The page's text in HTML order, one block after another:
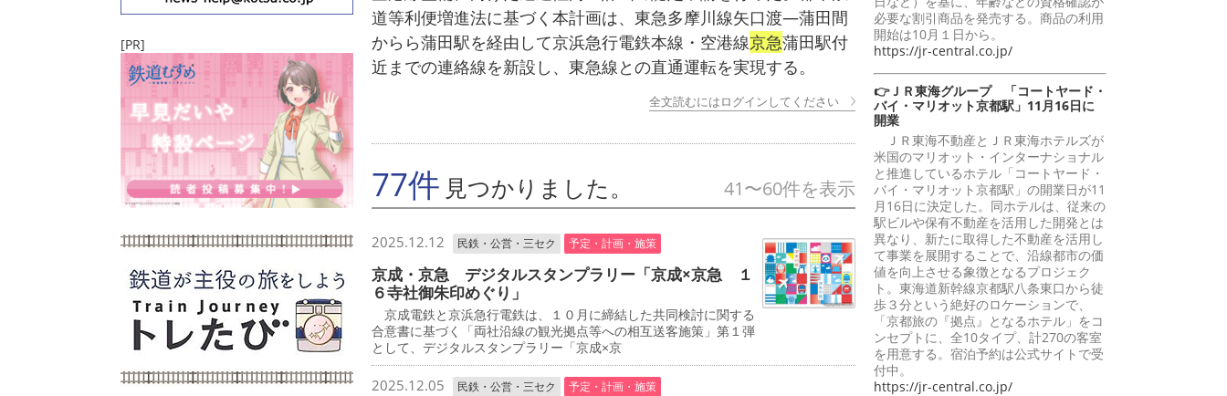
[PR]
道等利便増進法に基づく本計画は、東急多摩川線矢口渡―蒲田間
からら蒲田駅を経由して京浜急行電鉄本線・空港線京急蒲田駅付
近までの連絡線を新設し、東急線との直通運転を実現する。
全文読むにはログインしてください
77件 見つかりました。 41〜60件を表示
2025.12.12 民鉄・公営・三セク 予定・計画・施策
京成・京急 デジタルスタンプラリー「京成×京急 １
６寺社御朱印めぐり」
京成電鉄と京浜急行電鉄は、１０月に締結した共同検討に関する
合意書に基づく「両社沿線の観光拠点等への相互送客施策」第１弾
として、デジタルスタンプラリー「京成×京
2025.12.05 民鉄・公営・三セク 予定・計画・施策
必要な割引商品を発売する。商品の利用
開始は10月１日から。
https://jr-central.co.jp/
👉ＪＲ東海グループ 「コートヤード・
バイ・マリオット京都駅」11月16日に
開業
ＪＲ東海不動産とＪＲ東海ホテルズが
米国のマリオット・インターナショナル
と推進しているホテル「コートヤード・
バイ・マリオット京都駅」の開業日が11
月16日に決定した。同ホテルは、従来の
駅ビルや保有不動産を活用した開発とは
異なり、新たに取得した不動産を活用し
て事業を展開することで、沿線都市の価
値を向上させる象徴となるプロジェク
ト。東海道新幹線京都駅八条東口から徒
歩３分という絶好のロケーションで、
「京都旅の『拠点』となるホテル」をコ
ンセプトに、全10タイプ、計270の客室
を用意する。宿泊予約は公式サイトで受
付中。
https://jr-central.co.jp/